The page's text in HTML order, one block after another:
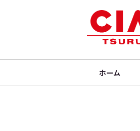
ホーム